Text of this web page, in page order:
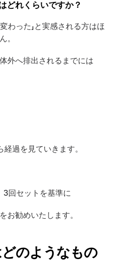
どれくらいですか？
わった」と実感される方はほ
。
外へ排出されるまでには
過を見ていきます。
3回セットを基準に
お勧めいたします。
のようなもの